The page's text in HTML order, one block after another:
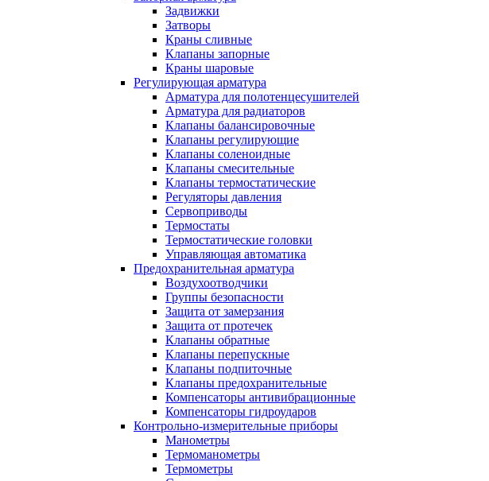
Задвижки
Затворы
Краны сливные
Клапаны запорные
Краны шаровые
Регулирующая арматура
Арматура для полотенцесушителей
Арматура для радиаторов
Клапаны балансировочные
Клапаны регулирующие
Клапаны соленоидные
Клапаны смесительные
Клапаны термостатические
Регуляторы давления
Сервоприводы
Термостаты
Термостатические головки
Управляющая автоматика
Предохранительная арматура
Воздухоотводчики
Группы безопасности
Защита от замерзания
Защита от протечек
Клапаны обратные
Клапаны перепускные
Клапаны подпиточные
Клапаны предохранительные
Компенсаторы антивибрационные
Компенсаторы гидроударов
Контрольно-измерительные приборы
Манометры
Термоманометры
Термометры